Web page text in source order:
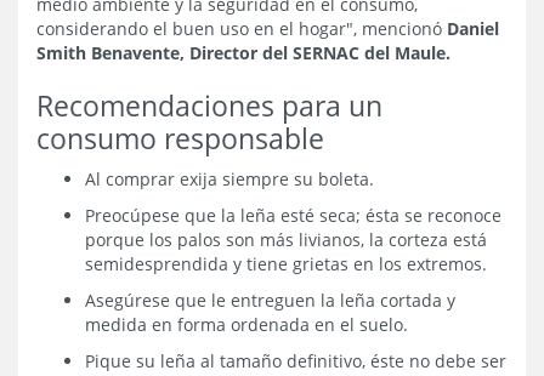
considerando el buen uso en el hogar", mencionó Daniel
Smith Benavente, Director del SERNAC del Maule.
Recomendaciones para un
consumo responsable
Al comprar exija siempre su boleta.
Preocúpese que la leña esté seca; ésta se reconoce
porque los palos son más livianos, la corteza está
semidesprendida y tiene grietas en los extremos.
Asegúrese que le entreguen la leña cortada y
medida en forma ordenada en el suelo.
Pique su leña al tamaño definitivo, éste no debe ser